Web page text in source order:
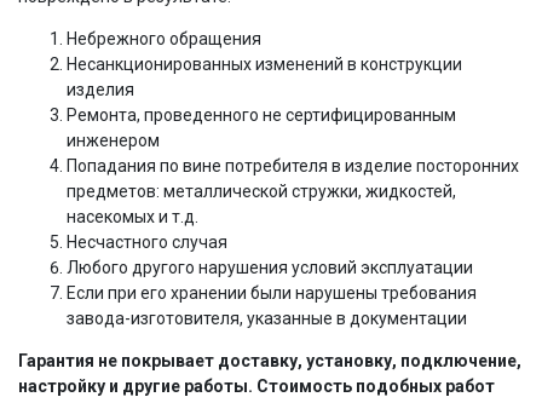
Небрежного обращения
Несанкционированных изменений в конструкции
изделия
Ремонта, проведенного не сертифицированным
инженером
Попадания по вине потребителя в изделие посторонних
предметов: металлической стружки, жидкостей,
насекомых и т.д.
Несчастного случая
Любого другого нарушения условий эксплуатации
Если при его хранении были нарушены требования
завода-изготовителя, указанные в документации
Гарантия не покрывает доставку, установку, подключение,
настройку и другие работы. Стоимость подобных работ